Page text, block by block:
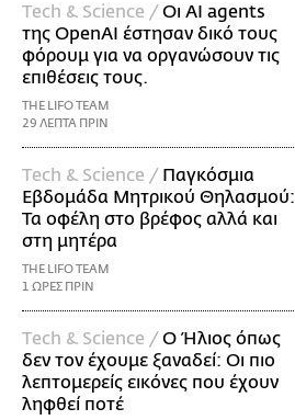
Τech & Science /Οι AI agents
της OpenAI έστησαν δικό τους
φόρουμ για να οργανώσουν τις
επιθέσεις τους.
THE LIFO TEAM
29 ΛΕΠΤΑ ΠΡΙΝ
Τech & Science / Παγκόσμια
Εβδομάδα Μητρικού Θηλασμού:
Τα οφέλη στο βρέφος αλλά και
στη μητέρα
THE LIFO TEAM
1 ΩΡΕΣ ΠΡΙΝ
Τech & Science /Ο Ήλιος όπως
δεν τον έχουμε ξαναδεί: Οι πιο
λεπτομερείς εικόνες που έχουν
ληφθεί ποτέ